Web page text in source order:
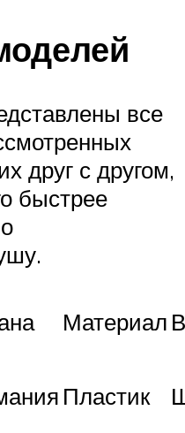
все
друг с другом,
быстрее
Материал
Пластик